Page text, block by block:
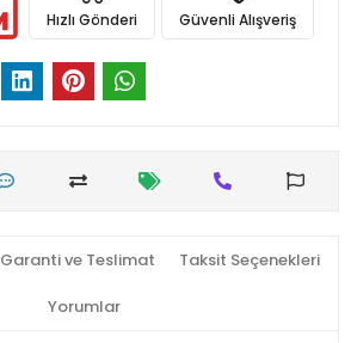
Hızlı Gönderi Güvenli Alışveriş
Garanti ve Teslimat Taksit Seçenekleri
Yorumlar